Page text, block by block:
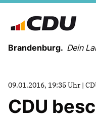
Brandenburg. Dein
09.01.2016, 19:35 Uhr |
CDU